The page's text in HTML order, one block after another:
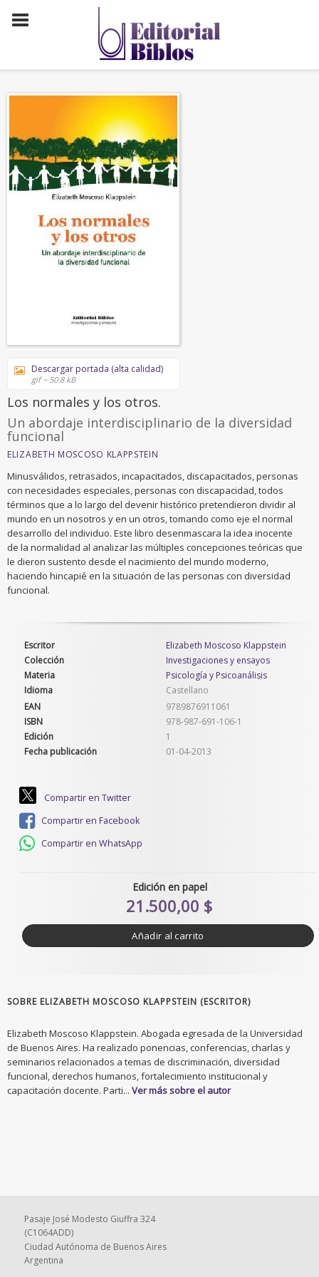
Descargar portada (alta calidad)
gif ~ 50.8 kB
Los normales y los otros.
Un abordaje interdisciplinario de la diversidad
funcional
ELIZABETH MOSCOSO KLAPPSTEIN
Minusválidos, retrasados, incapacitados, discapacitados, personas
con necesidades especiales, personas con discapacidad, todos
términos que a lo largo del devenir histórico pretendieron dividir al
mundo en un nosotros y en un otros, tomando como eje el normal
desarrollo del individuo. Este libro desenmascara la idea inocente
de la normalidad al analizar las múltiples concepciones teóricas que
le dieron sustento desde el nacimiento del mundo moderno,
haciendo hincapié en la situación de las personas con diversidad
funcional.
Escritor
Elizabeth Moscoso Klappstein
Colección
Investigaciones y ensayos
Materia
Psicología y Psicoanálisis
Idioma
Castellano
EAN
9789876911061
ISBN
978-987-691-106-1
Edición
1
Fecha publicación
01-04-2013
Compartir en Twitter
Compartir en Facebook
Compartir en WhatsApp
Edición en papel
21.500,00 $
Añadir al carrito
SOBRE ELIZABETH MOSCOSO KLAPPSTEIN (ESCRITOR)
Elizabeth Moscoso Klappstein. Abogada egresada de la Universidad
de Buenos Aires. Ha realizado ponencias, conferencias, charlas y
seminarios relacionados a temas de discriminación, diversidad
funcional, derechos humanos, fortalecimiento institucional y
capacitación docente. Parti... Ver más sobre el autor
Pasaje José Modesto Giuffra 324
(C1064ADD)
Ciudad Autónoma de Buenos Aires
Argentina